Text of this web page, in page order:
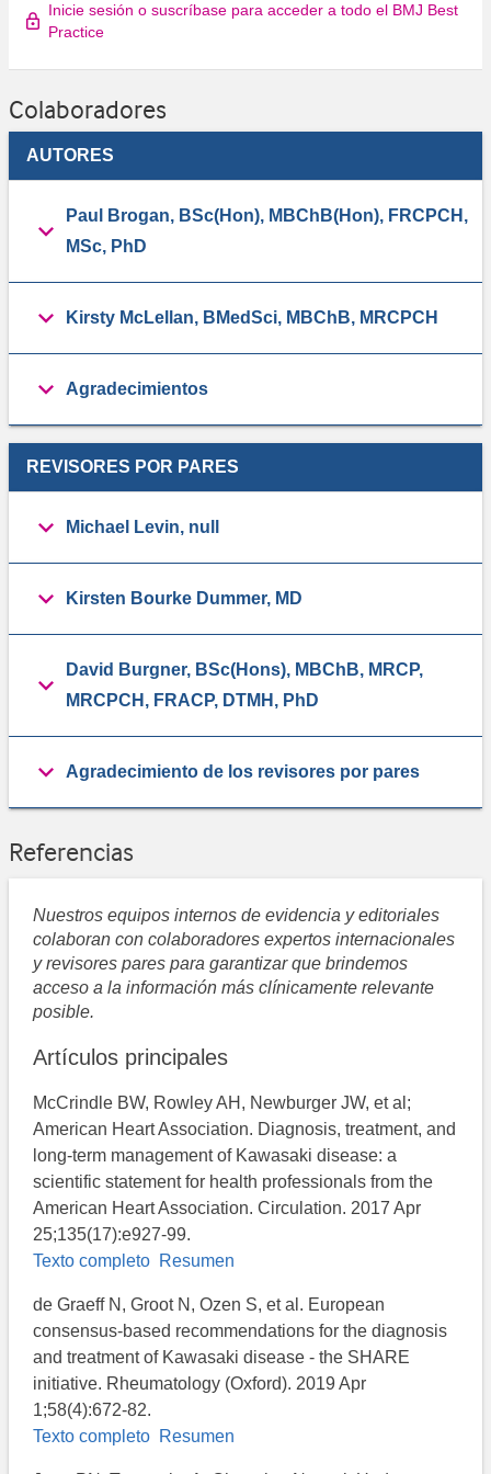
Inicie sesión o suscríbase para acceder a todo el BMJ Best
Practice
Colaboradores
AUTORES
Paul Brogan, BSc(Hon), MBChB(Hon), FRCPCH,
MSc, PhD
Kirsty McLellan, BMedSci, MBChB, MRCPCH
Agradecimientos
REVISORES POR PARES
Michael Levin, null
Kirsten Bourke Dummer, MD
David Burgner, BSc(Hons), MBChB, MRCP,
MRCPCH, FRACP, DTMH, PhD
Agradecimiento de los revisores por pares
Referencias
Nuestros equipos internos de evidencia y editoriales
colaboran con colaboradores expertos internacionales
y revisores pares para garantizar que brindemos
acceso a la información más clínicamente relevante
posible.
Artículos principales
McCrindle BW, Rowley AH, Newburger JW, et al;
American Heart Association. Diagnosis, treatment, and
long-term management of Kawasaki disease: a
scientific statement for health professionals from the
American Heart Association. Circulation. 2017 Apr
25;135(17):e927-99.
Texto completo Resumen
de Graeff N, Groot N, Ozen S, et al. European
consensus-based recommendations for the diagnosis
and treatment of Kawasaki disease - the SHARE
initiative. Rheumatology (Oxford). 2019 Apr
1;58(4):672-82.
Texto completo Resumen